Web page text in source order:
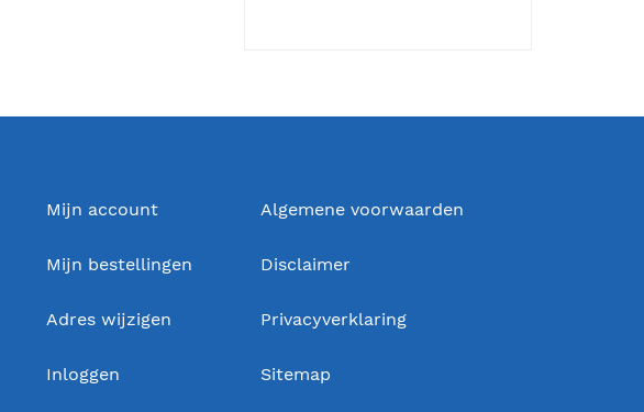
Mijn account
Mijn bestellingen
Adres wijzigen
Inloggen
Algemene voorwaarden
Disclaimer
Privacyverklaring
Sitemap